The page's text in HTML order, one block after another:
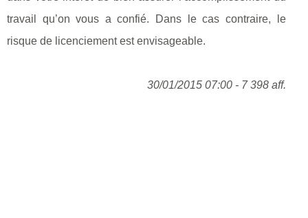
travail qu’on vous a confié. Dans le cas contraire, le
risque de licenciement est envisageable.
30/01/2015 07:00 - 7 398 aff.